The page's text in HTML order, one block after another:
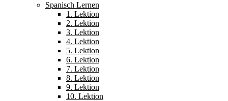
Spanisch Lernen
1. Lektion
2. Lektion
3. Lektion
4. Lektion
5. Lektion
6. Lektion
7. Lektion
8. Lektion
9. Lektion
10. Lektion